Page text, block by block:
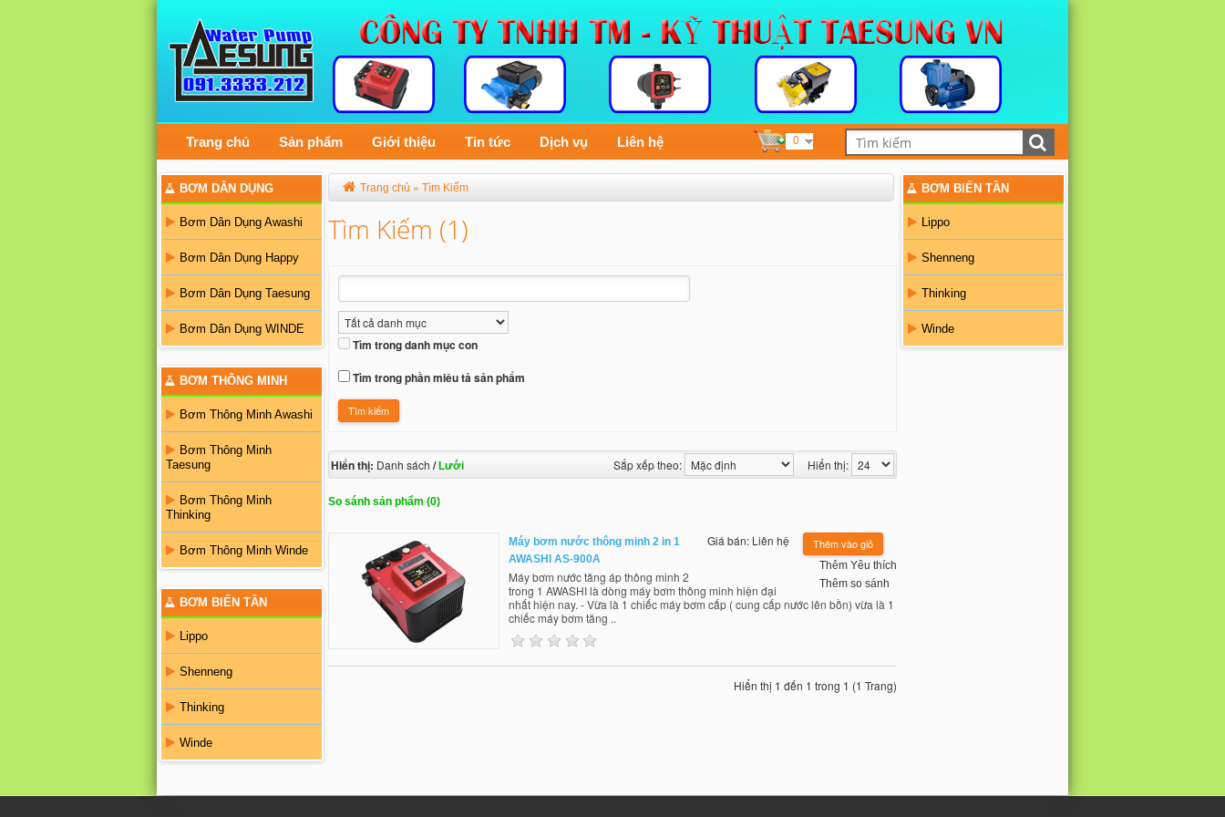
Trang chủ Sản phẩm Giới thiệu Tin tức Dịch vụ Liên hệ 0
BƠM DÂN DỤNG
Bơm Dân Dụng Awashi
Bơm Dân Dụng Happy
Bơm Dân Dụng Taesung
Bơm Dân Dụng WINDE
BƠM THÔNG MINH
Bơm Thông Minh Awashi
Bơm Thông Minh
Taesung
Bơm Thông Minh
Thinking
Bơm Thông Minh Winde
BƠM BIẾN TẦN
Lippo
Shenneng
Thinking
Winde
BƠM BIẾN TẦN
Lippo
Shenneng
Thinking
Winde
Trang chủ » Tìm Kiếm
Tìm Kiếm (1)
Tìm trong danh mục con
Tìm trong phần miêu tả sản phẩm
Hiển thị: Danh sách / Lưới Hiển thị:
Sắp xếp theo:
So sánh sản phẩm (0)
Thêm Yêu thích
Thêm so sánh
Giá bán: Liên hệ
Máy bơm nước thông minh 2 in 1
AWASHI AS-900A
Máy bơm nước tăng áp thông minh 2
trong 1 AWASHI là dòng máy bơm thông minh hiện đại
nhất hiện nay. - Vừa là 1 chiếc máy bơm cấp ( cung cấp nước lên bồn) vừa là 1
chiếc máy bơm tăng ..
Hiển thị 1 đến 1 trong 1 (1 Trang)